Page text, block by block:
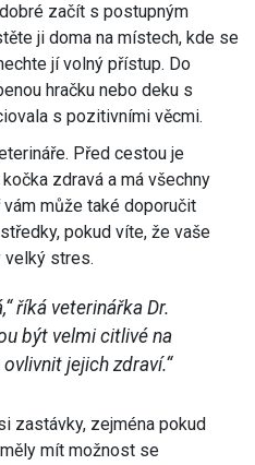
začít s postupným
ji doma na místech, kde se
jí volný přístup. Do
hračku nebo deku s
s pozitivními věcmi.
Před cestou je
zdravá a má všechny
může také doporučit
pokud víte, že vaše
velký stres.
říká veterinářka Dr.
být velmi citlivé na
jejich zdraví.“
zastávky, zejména pokud
mít možnost se